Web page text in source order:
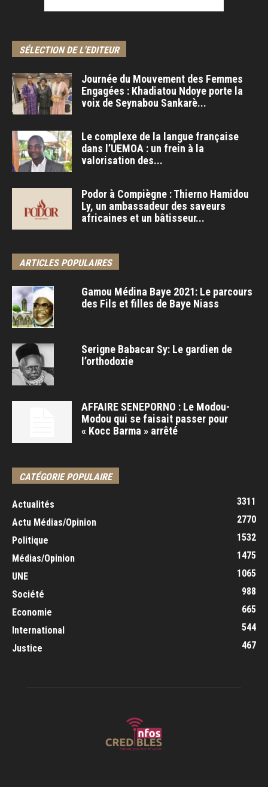
SÉLECTION DE L'EDITEUR
Journée du Mouvement des Femmes
Engagées : Khadiatou Ndoye porte la
voix de Seynabou Sankarè...
Le complexe de la langue française
dans l’UEMOA : un frein à la
valorisation des...
Podor à Compiègne : Thierno Hamidou
Ly, un ambassadeur des saveurs
africaines et un bâtisseur...
ARTICLES POPULAIRES
Gamou Médina Baye 2021: Le parcours
des Fils et filles de Baye Niass
Serigne Babacar Sy: Le gardien de
l’orthodoxie
AFFAIRE SENEPORNO : Le Modou-
Modou qui se faisait passer pour
« Kocc Barma » arrêté
CATÉGORIE POPULAIRE
Actualités
3311
Actu Médias/Opinion
2770
Politique
1532
Médias/Opinion
1475
UNE
1065
Société
988
Economie
665
International
544
Justice
467